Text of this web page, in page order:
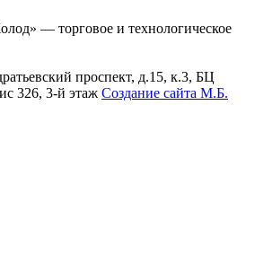
— торговое и технологическое
проспект, д.15, к.3, БЦ
326, 3-й этаж Создание сайта М.Б.